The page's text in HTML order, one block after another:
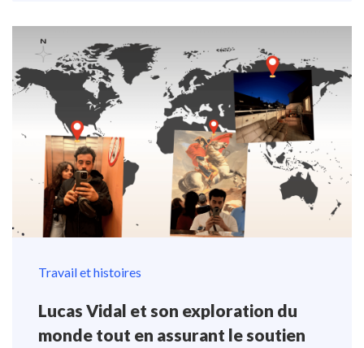
Travail et histoires
Lucas Vidal et son exploration du
monde tout en assurant le soutien